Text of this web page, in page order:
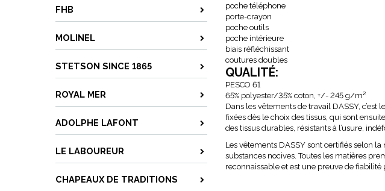
FHB
MOLINEL
STETSON SINCE 1865
ROYAL MER
ADOLPHE LAFONT
LE LABOUREUR
CHAPEAUX DE TRADITIONS
poche téléphone
porte-crayon
poche outils
poche intérieure
biais réfléchissant
coutures doubles
QUALITÉ:
PESCO 61
65% polyester/35% coton, +/- 245 g/m²
Dans les vêtements de travail DASSY,
fixées dès le choix des tissus, qui sont
des tissus durables, résistants à l’usure,
Les vêtements DASSY sont certifiés selon la
substances nocives. Toutes les matières
reconnaissable et est une preuve de fiabilité